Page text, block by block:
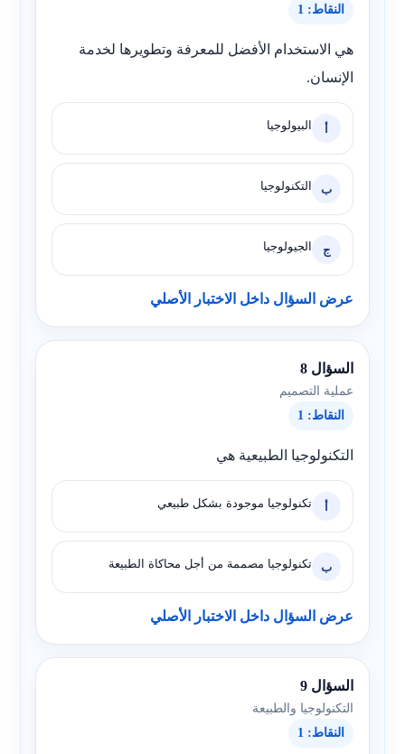
النقاط: 1
هي الاستخدام الأفضل للمعرفة وتطويرها لخدمة
الإنسان.
أ البيولوجيا
ب التكنولوجيا
ج الجيولوجيا
عرض السؤال داخل الاختبار الأصلي
السؤال 8
عملية التصميم
النقاط: 1
التكنولوجيا الطبيعية هي
أ تكنولوجيا موجودة بشكل طبيعي
ب تكنولوجيا مصممة من أجل محاكاة الطبيعة
عرض السؤال داخل الاختبار الأصلي
السؤال 9
التكنولوجيا والطبيعة
النقاط: 1